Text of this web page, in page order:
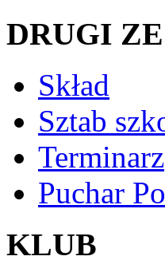
DRUGI
Skład
Sztab
Terminarz
Puchar
KLUB